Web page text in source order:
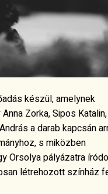
készül, amelynek
Zorka, Sipos Katalin,
a darab kapcsán
s miközben
Orsolya pályázatra
létrehozott színház